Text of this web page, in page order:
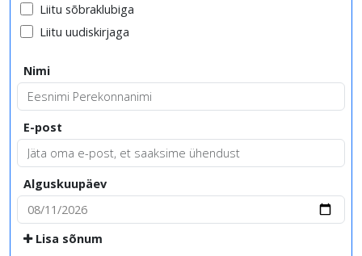
Liitu sõbraklubiga
Liitu uudiskirjaga
Nimi
E-post
Alguskuupäev
Lisa sõnum